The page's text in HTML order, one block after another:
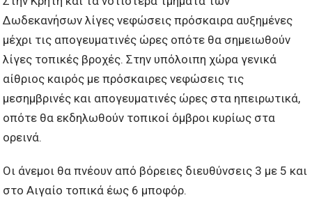
Δωδεκανήσων λίγες νεφώσεις πρόσκαιρα αυξημένες
μέχρι τις απογευματινές ώρες οπότε θα σημειωθούν
λίγες τοπικές βροχές. Στην υπόλοιπη χώρα γενικά
αίθριος καιρός με πρόσκαιρες νεφώσεις τις
μεσημβρινές και απογευματινές ώρες στα ηπειρωτικά,
οπότε θα εκδηλωθούν τοπικοί όμβροι κυρίως στα
ορεινά.
Οι άνεμοι θα πνέουν από βόρειες διευθύνσεις 3 με 5 και
στο Αιγαίο τοπικά έως 6 μποφόρ.